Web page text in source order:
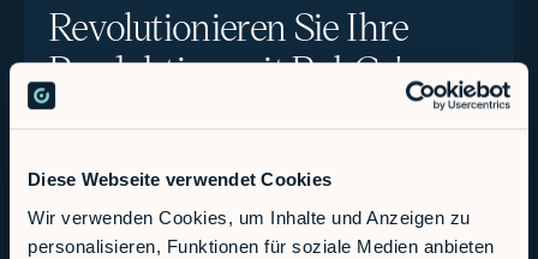
Diese Webseite verwendet Cookies
Wir verwenden Cookies, um Inhalte und Anzeigen zu
personalisieren, Funktionen für soziale Medien anbieten
Revolutionieren Sie Ihre
Produktion mit RobCo's
KI-Vision-System.